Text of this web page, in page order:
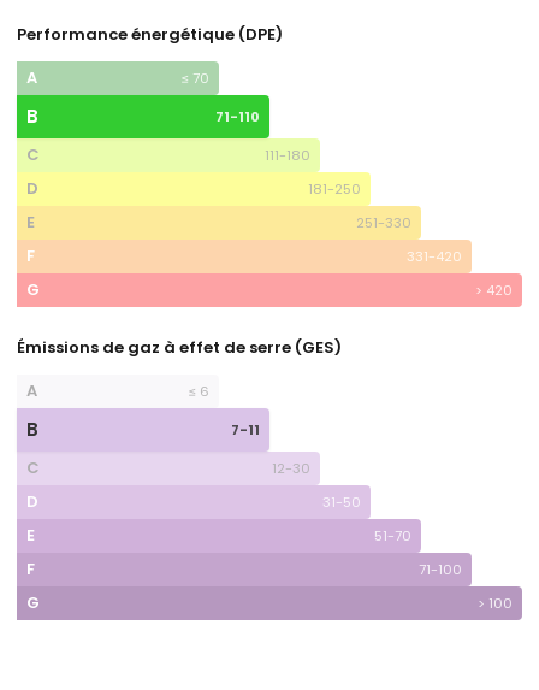
Performance énergétique (DPE)
A
≤ 70
B 71-110
C 111-180
D 181-250
E 251-330
F 331-420
G > 420
Émissions de gaz à effet de serre (GES)
A
≤ 6
B 7-11
C 12-30
D 31-50
E 51-70
F 71-100
G > 100